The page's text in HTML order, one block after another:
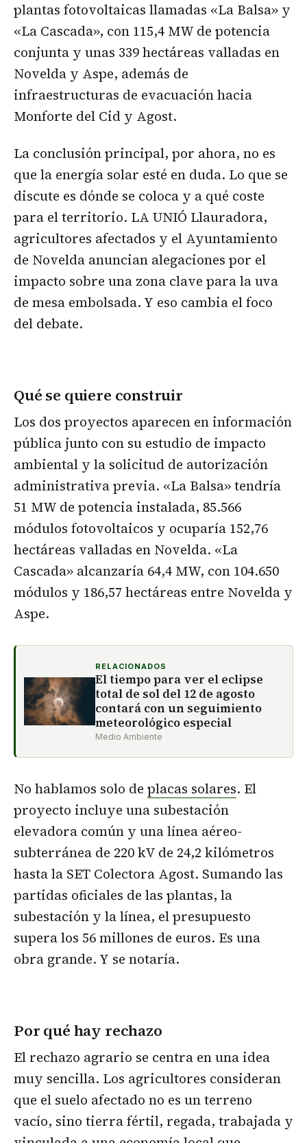
plantas fotovoltaicas llamadas «La Balsa» y
«La Cascada», con 115,4 MW de potencia
conjunta y unas 339 hectáreas valladas en
Novelda y Aspe, además de
infraestructuras de evacuación hacia
Monforte del Cid y Agost.
La conclusión principal, por ahora, no es
que la energía solar esté en duda. Lo que se
discute es dónde se coloca y a qué coste
para el territorio. LA UNIÓ Llauradora,
agricultores afectados y el Ayuntamiento
de Novelda anuncian alegaciones por el
impacto sobre una zona clave para la uva
de mesa embolsada. Y eso cambia el foco
del debate.
Qué se quiere construir
Los dos proyectos aparecen en información
pública junto con su estudio de impacto
ambiental y la solicitud de autorización
administrativa previa. «La Balsa» tendría
51 MW de potencia instalada, 85.566
módulos fotovoltaicos y ocuparía 152,76
hectáreas valladas en Novelda. «La
Cascada» alcanzaría 64,4 MW, con 104.650
módulos y 186,57 hectáreas entre Novelda y
Aspe.
RELACIONADOS
El tiempo para ver el eclipse
total de sol del 12 de agosto
contará con un seguimiento
meteorológico especial
Medio Ambiente
No hablamos solo de placas solares. El
proyecto incluye una subestación
elevadora común y una línea aéreo-
subterránea de 220 kV de 24,2 kilómetros
hasta la SET Colectora Agost. Sumando las
partidas oficiales de las plantas, la
subestación y la línea, el presupuesto
supera los 56 millones de euros. Es una
obra grande. Y se notaría.
Por qué hay rechazo
El rechazo agrario se centra en una idea
muy sencilla. Los agricultores consideran
que el suelo afectado no es un terreno
vacío, sino tierra fértil, regada, trabajada y